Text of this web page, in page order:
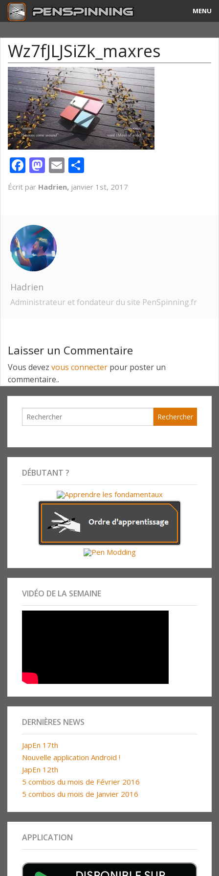
MENU
Tricks & Combos
Stylos & Mods
Tournois
Vidéos
A Propos
Contact
Wz7fJLJSiZk_maxres
Facebook
Mastodon
Email
Écrit par Hadrien, janvier 1st, 2017
Hadrien
Administrateur et fondateur du site PenSpinning.fr
Laisser un Commentaire
Vous devez vous connecter pour poster un
commentaire..
DÉBUTANT ?
VIDÉO DE LA SEMAINE
DERNIÈRES NEWS
JapEn 17th
Nouvelle application Android !
JapEn 12th
5 combos du mois de Février 2016
5 combos du mois de Janvier 2016
APPLICATION